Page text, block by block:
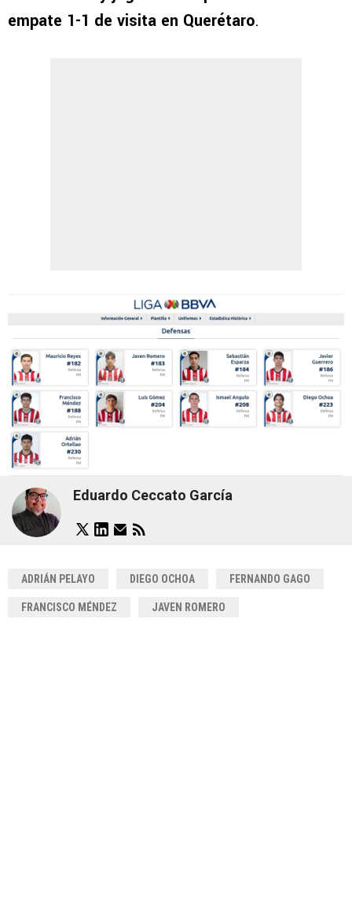
empate 1-1 de visita en Querétaro.
Eduardo Ceccato García
ADRIÁN PELAYO DIEGO OCHOA FERNANDO GAGO
FRANCISCO MÉNDEZ JAVEN ROMERO